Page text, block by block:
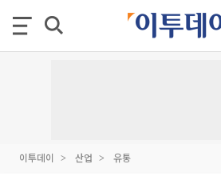
이투데이 산업 유통